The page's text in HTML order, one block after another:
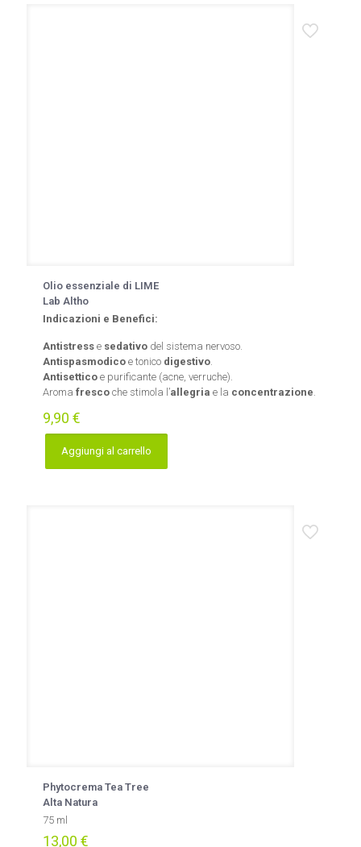
Olio essenziale di LIME
Lab Altho
Indicazioni e Benefici:
Antistress e sedativo del sistema nervoso.
Antispasmodico e tonico digestivo.
Antisettico e purificante (acne, verruche).
Aroma fresco che stimola l’allegria e la concentrazione.
9,90 €
Aggiungi al carrello
Phytocrema Tea Tree
Alta Natura
75 ml
13,00 €